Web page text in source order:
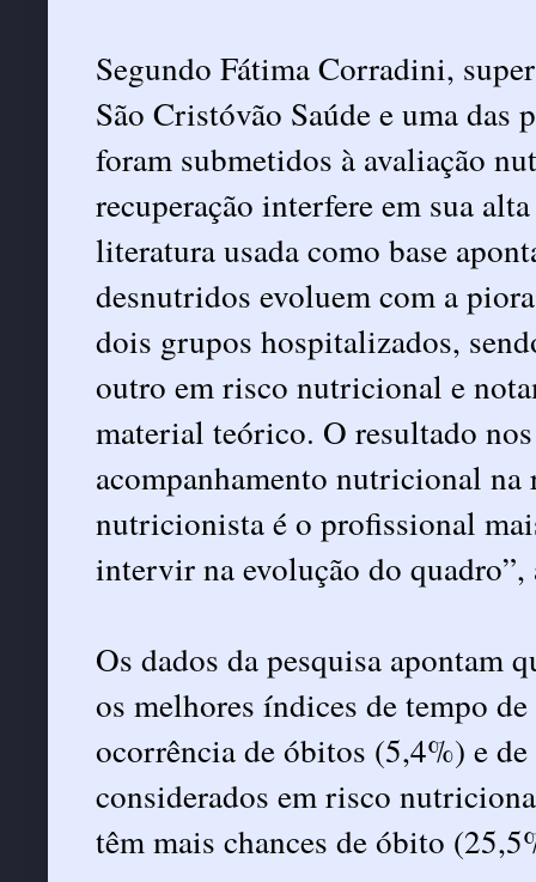
Segundo Fátima Corradini,
São Cristóvão Saúde e uma das
foram submetidos à avaliação
recuperação interfere em sua
literatura usada como base
desnutridos evoluem com a
dois grupos hospitalizados,
outro em risco nutricional e
material teórico. O resultado
acompanhamento nutricional na
nutricionista é o profissional
intervir na evolução do quadro”,
Os dados da pesquisa apontam
os melhores índices de tempo
ocorrência de óbitos (5,4%) e
considerados em risco
têm mais chances de óbito